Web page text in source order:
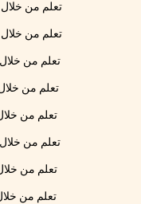
تعلم من خلال
تعلم من خلال
تعلم من خلال
تعلم من خلال
تعلم من خلال
تعلم من خلال
تعلم من
تعلم من